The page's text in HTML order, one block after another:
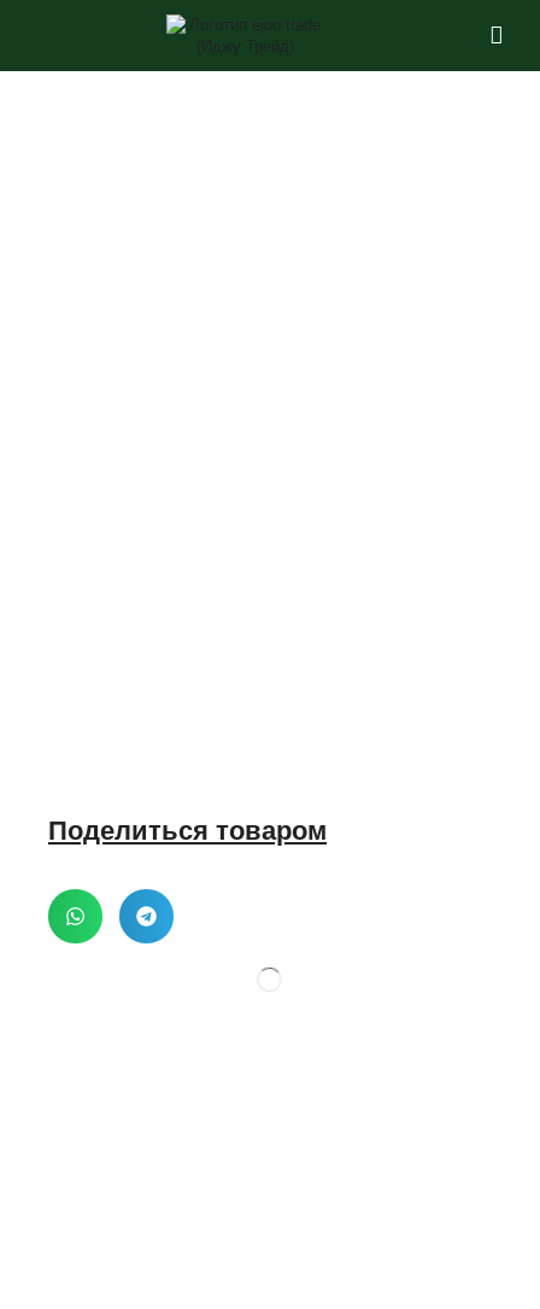
Поделиться товаром